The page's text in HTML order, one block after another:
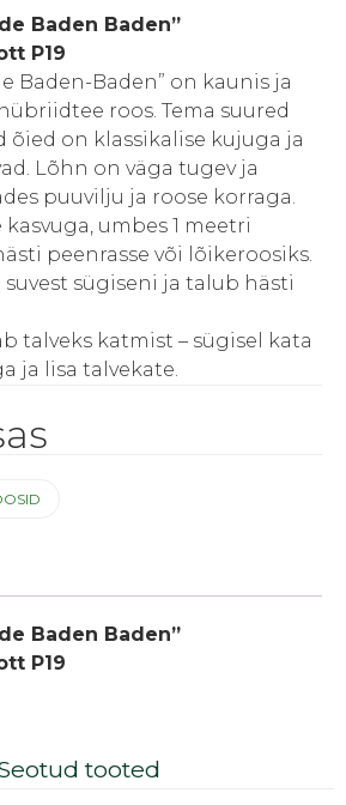
Baden Baden”
P19
Baden-Baden” on kaunis ja
roos. Tema suured
õied on klassikalise kujuga ja
Lõhn on väga tugev ja
puuvilju ja roose korraga.
umbes 1 meetri
peenrasse või lõikeroosiks.
sügiseni ja talub hästi
talveks katmist – sügisel kata
ja lisa talvekate.
Baden Baden”
P19
tooted